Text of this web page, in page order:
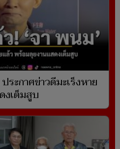
ะกาศข่าวดีมะเร็งหาย
งเต็มสูบ